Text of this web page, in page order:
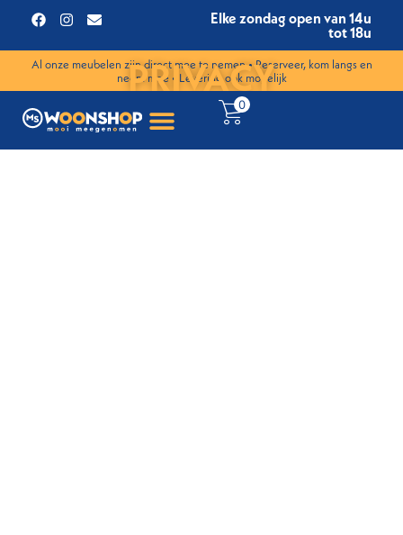
Elke zondag open van 14u
tot 18u
Al onze meubelen zijn direct mee te nemen • Reserveer, kom langs en
neem mee • Levering ook mogelijk
0
PRIVACY